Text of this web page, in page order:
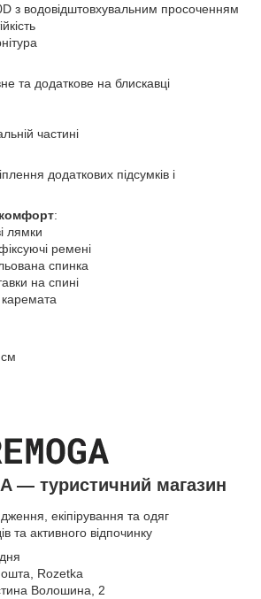
з водовідштовхувальним просоченням
та додаткове на блискавці
частині
додаткових підсумків і
:
лямки
ремені
спинка
на спині
каремата
— туристичний магазин
екіпірування та одяг
та активного відпочинку
Rozetka
Волошина, 2